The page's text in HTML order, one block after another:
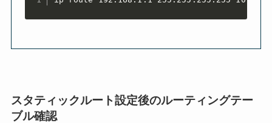
スタティックルート設定後のルーティングテー
ブル確認